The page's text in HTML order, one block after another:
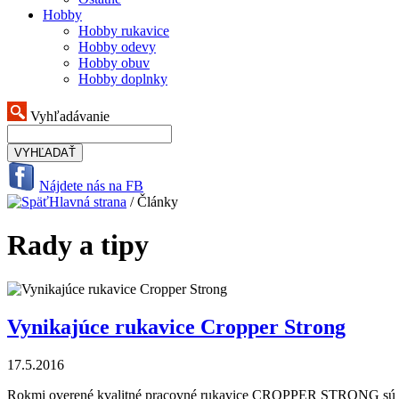
Hobby
Hobby rukavice
Hobby odevy
Hobby obuv
Hobby doplnky
Vyhľadávanie
VYHĽADAŤ
Nájdete nás na FB
Hlavná strana / Články
Rady a tipy
Vynikajúce rukavice Cropper Strong
17.5.2016
Rokmi overené kvalitné pracovné rukavice CROPPER STRONG